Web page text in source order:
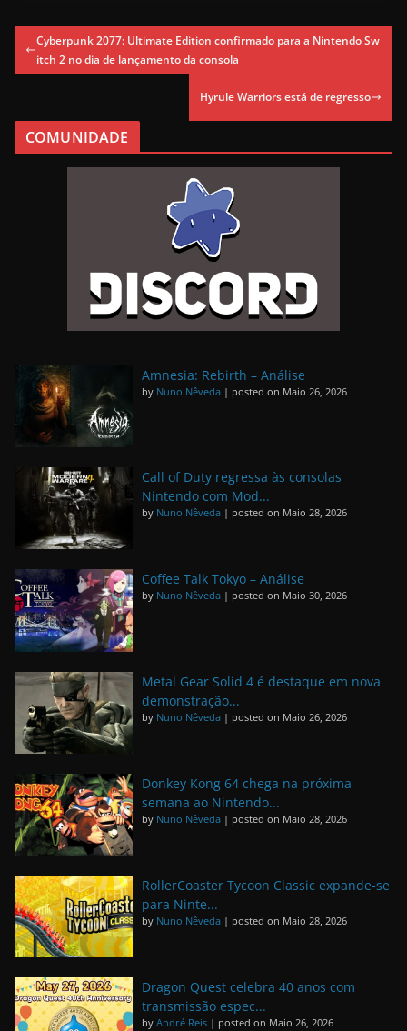
Cyberpunk 2077: Ultimate Edition confirmado para a Nintendo Sw
itch 2 no dia de lançamento da consola
Hyrule Warriors está de regresso
COMUNIDADE
Amnesia: Rebirth – Análise
by Nuno Nêveda | posted on Maio 26, 2026
Call of Duty regressa às consolas
Nintendo com Mod...
by Nuno Nêveda | posted on Maio 28, 2026
Coffee Talk Tokyo – Análise
by Nuno Nêveda | posted on Maio 30, 2026
Metal Gear Solid 4 é destaque em nova
demonstração...
by Nuno Nêveda | posted on Maio 26, 2026
Donkey Kong 64 chega na próxima
semana ao Nintendo...
by Nuno Nêveda | posted on Maio 28, 2026
RollerCoaster Tycoon Classic expande-se
para Ninte...
by Nuno Nêveda | posted on Maio 28, 2026
Dragon Quest celebra 40 anos com
transmissão espec...
by André Reis | posted on Maio 26, 2026